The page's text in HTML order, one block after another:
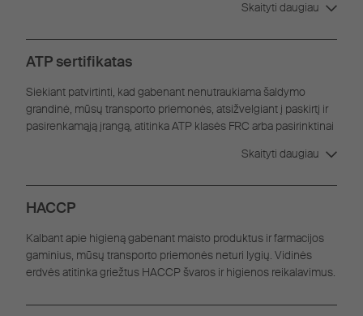
Skaityti daugiau
ATP sertifikatas
Siekiant patvirtinti, kad gabenant nenutraukiama šaldymo
grandinė, mūsų transporto priemonės, atsižvelgiant į paskirtį ir
pasirenkamąją įrangą, atitinka ATP klasės FRC arba pasirinktinai
Skaityti daugiau
HACCP
Kalbant apie higieną gabenant maisto produktus ir farmacijos
gaminius, mūsų transporto priemonės neturi lygių. Vidinės
erdvės atitinka griežtus HACCP švaros ir higienos reikalavimus.